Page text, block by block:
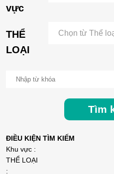
vực
THỂ
LOẠI
Chọn từ Thể
Tìm
ĐIỀU KIỆN TÌM KIẾM
Khu vực :
THỂ LOẠI
: